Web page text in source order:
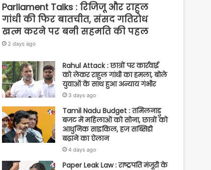
Parliament Talks : रिजिजू और राहुल
गांधी की फिर बातचीत, संसद गतिरोध
खत्म करने पर बनी सहमति की पहल
2 days ago
Rahul Attack : छात्रों पर कार्रवाई
को लेकर राहुल गांधी का हमला, बोले
युवाओं के साथ हुआ अन्याय गंभीर
3 days ago
Tamil Nadu Budget : तमिलनाडु
बजट में महिलाओं को सोना, छात्रों को
आधुनिक साइकिल, हज सब्सिडी
बढ़ाने का ऐलान
4 days ago
Paper Leak Law : राष्ट्रपति मंजूरी के